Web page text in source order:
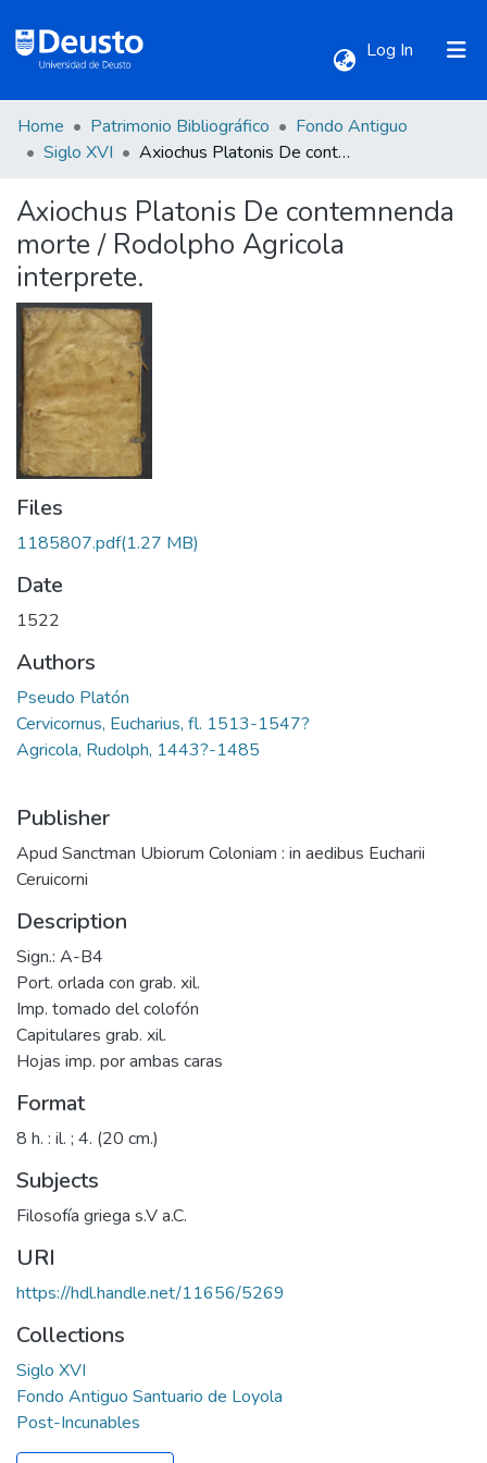
Log In (current)
Communities & Collections
All of DSpace
Statistics
Home Patrimonio Bibliográfico
Fondo Antiguo
Siglo XVI
Axiochus Platonis De contemnenda morte / Rodolpho Agricola interprete.
Axiochus Platonis De contemnenda
morte / Rodolpho Agricola
interprete.
Files
1185807.pdf(1.27 MB)
Date
1522
Authors
Pseudo Platón
Cervicornus, Eucharius, fl. 1513-1547?
Agricola, Rudolph, 1443?-1485
Publisher
Apud Sanctman Ubiorum Coloniam : in aedibus Eucharii
Ceruicorni
Description
Sign.: A-B4
Port. orlada con grab. xil.
Imp. tomado del colofón
Capitulares grab. xil.
Hojas imp. por ambas caras
Format
8 h. : il. ; 4. (20 cm.)
Subjects
Filosofía griega s.V a.C.
URI
https://hdl.handle.net/11656/5269
Collections
Siglo XVI
Fondo Antiguo Santuario de Loyola
Post-Incunables